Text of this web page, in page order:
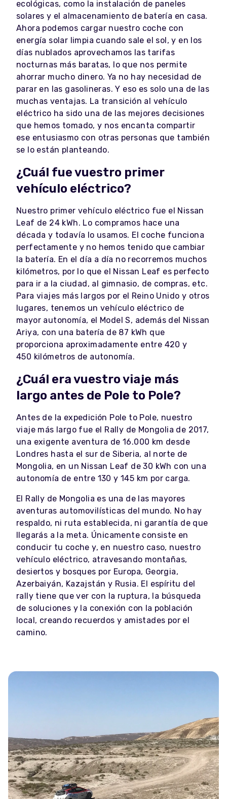
ecológicas, como la instalación de paneles
solares y el almacenamiento de batería en casa.
Ahora podemos cargar nuestro coche con
energía solar limpia cuando sale el sol, y en los
días nublados aprovechamos las tarifas
nocturnas más baratas, lo que nos permite
ahorrar mucho dinero. Ya no hay necesidad de
parar en las gasolineras. Y eso es solo una de las
muchas ventajas. La transición al vehículo
eléctrico ha sido una de las mejores decisiones
que hemos tomado, y nos encanta compartir
ese entusiasmo con otras personas que también
se lo están planteando.
¿Cuál fue vuestro primer
vehículo eléctrico?
Nuestro primer vehículo eléctrico fue el Nissan
Leaf de 24 kWh. Lo compramos hace una
década y todavía lo usamos. El coche funciona
perfectamente y no hemos tenido que cambiar
la batería. En el día a día no recorremos muchos
kilómetros, por lo que el Nissan Leaf es perfecto
para ir a la ciudad, al gimnasio, de compras, etc.
Para viajes más largos por el Reino Unido y otros
lugares, tenemos un vehículo eléctrico de
mayor autonomía, el Model S, además del Nissan
Ariya, con una batería de 87 kWh que
proporciona aproximadamente entre 420 y
450 kilómetros de autonomía.
¿Cuál era vuestro viaje más
largo antes de Pole to Pole?
Antes de la expedición Pole to Pole, nuestro
viaje más largo fue el Rally de Mongolia de 2017,
una exigente aventura de 16.000 km desde
Londres hasta el sur de Siberia, al norte de
Mongolia, en un Nissan Leaf de 30 kWh con una
autonomía de entre 130 y 145 km por carga.
El Rally de Mongolia es una de las mayores
aventuras automovilísticas del mundo. No hay
respaldo, ni ruta establecida, ni garantía de que
llegarás a la meta. Únicamente consiste en
conducir tu coche y, en nuestro caso, nuestro
vehículo eléctrico, atravesando montañas,
desiertos y bosques por Europa, Georgia,
Azerbaiyán, Kazajstán y Rusia. El espíritu del
rally tiene que ver con la ruptura, la búsqueda
de soluciones y la conexión con la población
local, creando recuerdos y amistades por el
camino.